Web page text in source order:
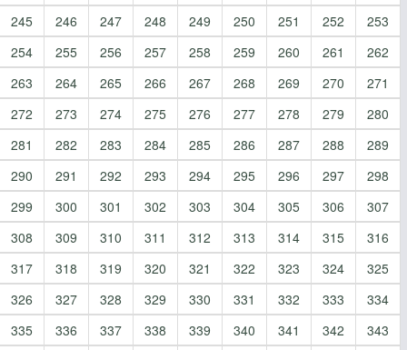
245
246 247 248 249 250 251 252
253
254
255 256 257 258 259 260 261
262
263
264 265 266 267 268 269 270
271
272
273 274 275 276 277 278 279
280
281
282 283 284 285 286 287 288
289
290
291 292 293 294 295 296 297
298
299
300 301 302 303 304 305 306
307
308
309 310 311 312 313 314 315
316
317
318 319 320 321 322 323 324
325
326
327 328 329 330 331 332 333
334
335
336 337 338 339 340 341 342
343